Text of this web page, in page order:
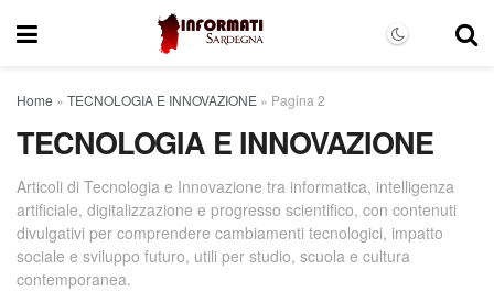
Home » TECNOLOGIA E INNOVAZIONE » Pagina 2
TECNOLOGIA E INNOVAZIONE
Articoli di Tecnologia e Innovazione tra informatica, intelligenza
artificiale, digitalizzazione e progresso scientifico, con contenuti
divulgativi per comprendere cambiamenti tecnologici, impatto
sociale e sviluppo futuro, utili per studio, scuola e cultura
contemporanea.